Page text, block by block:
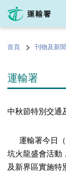
內
的首頁 刊物及新
運輸署
中秋節特別交通
運輸署今日（
坑火龍盛會活動
及新界區實施特